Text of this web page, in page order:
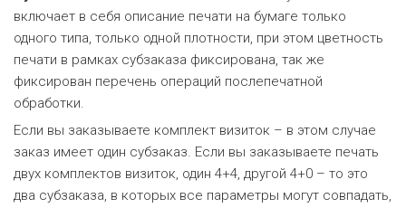
включает в себя описание печати на бумаге только
одного типа, только одной плотности, при этом цветность
печати в рамках субзаказа фиксирована, так же
фиксирован перечень операций послепечатной
обработки.
Если вы заказываете комплект визиток – в этом случае
заказ имеет один субзаказ. Если вы заказываете печать
двух комплектов визиток, один 4+4, другой 4+0 – то это
два субзаказа, в которых все параметры могут совпадать,